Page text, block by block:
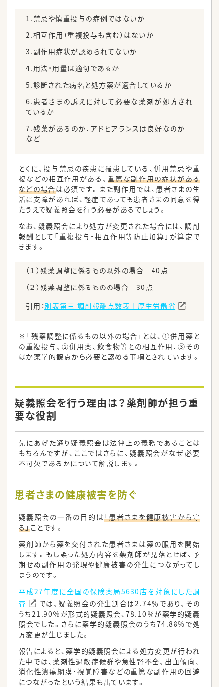
1.禁忌や慎重投与の症例ではないか
2.相互作用（重複投与も含む）はないか
3.副作用症状が認められてないか
4.用法・用量は適切であるか
5.診断された病名と処方薬が適合しているか
6.患者さまの訴えに対して必要な薬剤が処方され
ているか
7.残薬があるのか、アドヒアランスは良好なのか
など
とくに、投与禁忌の疾患に罹患している、併用禁忌や重
複などの相互作用がある、重篤な副作用の症状がある
などの場合は必須です。また副作用では、患者さまの生
活に支障があれば、軽症であっても患者さまの同意を得
たうえで疑義照会を行う必要があるでしょう。
なお、疑義照会により処方が変更された場合には、調剤
報酬として「重複投与・相互作用等防止加算」が算定で
きます。
（１）残薬調整に係るもの以外の場合 40点
（２）残薬調整に係るものの場合 30点
引用： 別表第三 調剤報酬点数表｜厚生労働省
※「残薬調整に係るもの以外の場合」とは、①併用薬と
の重複投与、②併用薬、飲食物等との相互作用、③その
ほか薬学的観点から必要と認める事項とされています。
疑義照会を行う理由は？薬剤師が担う重
要な役割
先にあげた通り疑義照会は法律上の義務であることは
もちろんですが、ここではさらに、疑義照会がなぜ必要
不可欠であるかについて解説します。
患者さまの健康被害を防ぐ
疑義照会の一番の目的は「患者さまを健康被害から守
る」ことです。
薬剤師から薬を交付された患者さまは薬の服用を開始
します。もし誤った処方内容を薬剤師が見落とせば、予
期せぬ副作用の発現や健康被害の発生につながってし
まうのです。
平成27年度に全国の保険薬局5630店を対象にした調
査
では、疑義照会の発生割合は2.74％であり、その
うち21.90％が形式的疑義照会、78.10％が薬学的疑義
照会でした。さらに薬学的疑義照会のうち74.88%で処
方変更が生じました。
報告によると、薬学的疑義照会による処方変更が行われ
た中では、薬剤性過敏症候群や急性腎不全、出血傾向、
消化性潰瘍網膜・視覚障害などの重篤な副作用の回避
につながったという結果も出ています。